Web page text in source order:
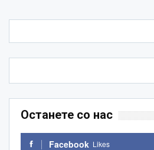
Останете со нас
Facebook Likes